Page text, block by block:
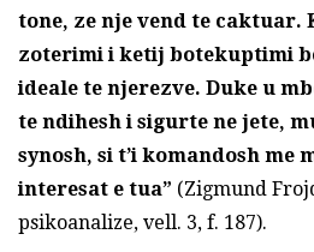
tone, ze nje vend te caktuar.
zoterimi i ketij botekuptimi
ideale te njerezve. Duke u
te ndihesh i sigurte ne jete,
synosh, si t’i komandosh me
interesat e tua” (Zigmund
psikoanalize, vell. 3, f. 187).